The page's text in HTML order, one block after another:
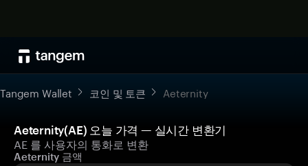
Tangem Wallet 코인 및 토큰 Aeternity
Aeternity(AE) 오늘 가격 — 실시간 변환기
AE 를 사용자의 통화로 변환
Aeternity 금액